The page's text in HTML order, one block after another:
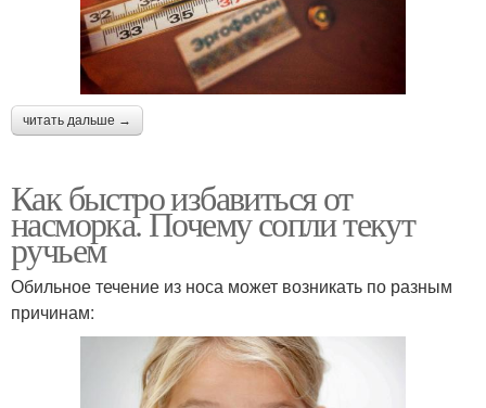
читать дальше →
Как быстро избавиться от
насморка. Почему сопли текут
ручьем
Обильное течение из носа может возникать по разным
причинам: